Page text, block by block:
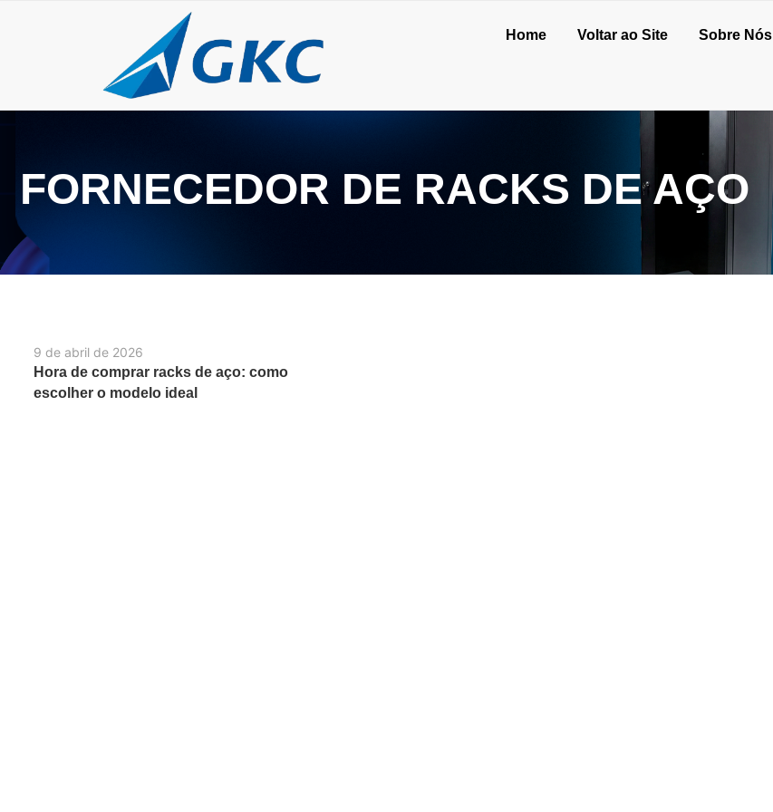
Home Voltar ao Site Sobre Nós
FORNECEDOR DE RACKS DE AÇO
9 de abril de 2026
Hora de comprar racks de aço: como
escolher o modelo ideal